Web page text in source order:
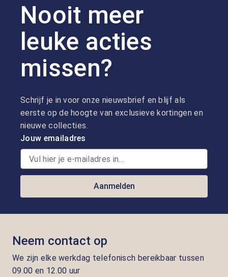
Nooit meer
leuke acties
missen?
Schrijf je in voor onze nieuwsbrief en blijf als
eerste op de hoogte van exclusieve kortingen en
nieuwe collecties.
Jouw emailadres
Aanmelden
Neem contact op
We zijn elke werkdag telefonisch bereikbaar tussen
09.00 en 12.00 uur